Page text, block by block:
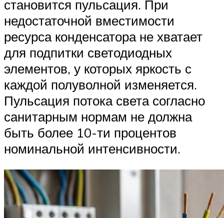
становится пульсация. При
недостаточной вместимости
ресурса конденсатора не хватает
для подпитки светодиодных
элементов, у которых яркость с
каждой полуволной изменяется.
Пульсация потока света согласно
санитарным нормам не должна
быть более 10-ти процентов
номинальной интенсивности.